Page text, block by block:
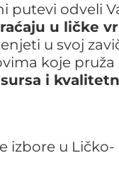
putevi odveli
u ličke
u svoj
koje pruža
i
izbore u Ličko-